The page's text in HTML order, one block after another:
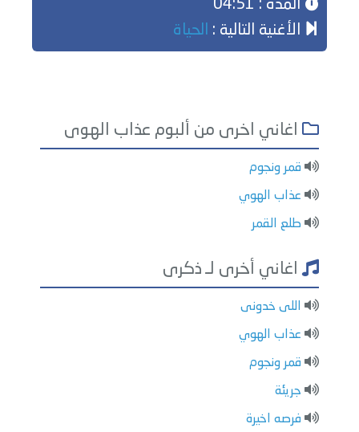
المدة : 04:51
الأغنية التالية : الحياة
اغاني اخرى من ألبوم عذاب الهوى
قمر ونجوم
عذاب الهوي
طلع القمر
اغاني أخرى لـ ذكرى
اللى خدونى
عذاب الهوي
قمر ونجوم
جريئة
فرصه اخيرة